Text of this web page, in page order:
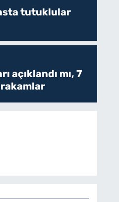
tutuklular
açıklandı mı, 7